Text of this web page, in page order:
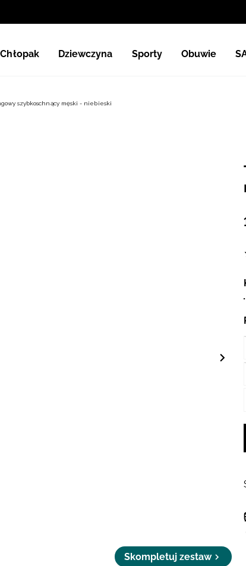
Chłopak Dziewczyna Sporty Obuwie
szybkoschnący męski - niebieski
Skompletuj zestaw